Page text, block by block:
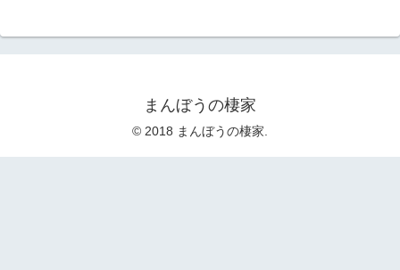
まんぼうの棲家
© 2018 まんぼうの棲家.